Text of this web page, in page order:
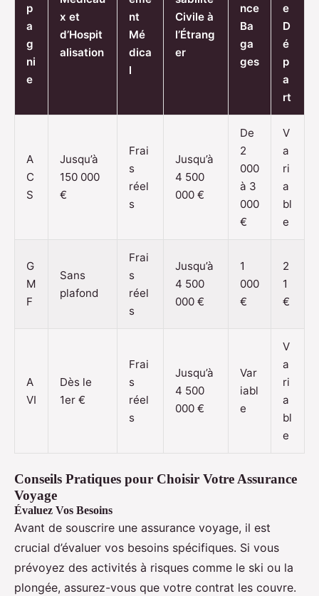
p
a
g
ni
e
x et
d’Hospit
alisation
nt
Mé
dica
l
Civile à
l’Étrang
er
nce
Ba
ga
ges
e
D
é
p
a
rt
A
C
S
Jusqu’à
150 000
€
Frai
s
réel
s
Jusqu’à
4 500
000 €
De
2
000
à 3
000
€
V
a
ri
a
bl
e
G
M
F
Sans
plafond
Frai
s
réel
s
Jusqu’à
4 500
000 €
1
000
€
2
1
€
A
VI
Dès le
1er €
Frai
s
réel
s
Jusqu’à
4 500
000 €
Var
iabl
e
V
a
ri
a
bl
e
Conseils Pratiques pour Choisir Votre Assurance
Voyage
Évaluez Vos Besoins
Avant de souscrire une assurance voyage, il est
crucial d’évaluer vos besoins spécifiques. Si vous
prévoyez des activités à risques comme le ski ou la
plongée, assurez-vous que votre contrat les couvre.